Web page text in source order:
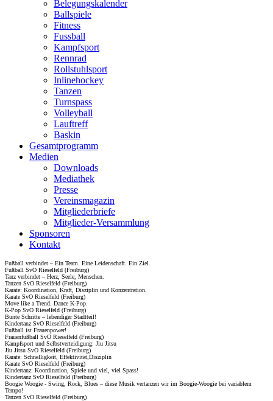
Belegungskalender
Ballspiele
Fitness
Fussball
Kampfsport
Rennrad
Rollstuhlsport
Inlinehockey
Tanzen
Turnspass
Volleyball
Lauftreff
Baskin
Gesamtprogramm
Medien
Downloads
Mediathek
Presse
Vereinsmagazin
Mitgliederbriefe
Mitglieder-Versammlung
Sponsoren
Kontakt
Fußball verbindet – Ein Team. Eine Leidenschaft. Ein Ziel.
Fußball SvO Rieselfeld (Freiburg)
Tanz verbindet – Herz, Seele, Menschen.
Tanzen SvO Rieselfeld (Freiburg)
Karate: Koordination, Kraft, Disziplin und Konzentration.
Karate SvO Rieselfeld (Freiburg)
Move like a Trend. Dance K-Pop.
K-Pop SvO Rieselfeld (Freiburg)
Bunte Schritte – lebendiger Stadtteil!
Kindertanz SvO Rieselfeld (Freiburg)
Fußball ist Frauenpower!
Frauenfußball SvO Rieselfeld (Freiburg)
Kampfsport und Selbstverteidigung: Jiu Jitsu
Jiu Jitsu SvO Rieselfeld (Freiburg)
Karate: Schnelligkeit, Effektivität,Disziplin
Karate SvO Rieselfeld (Freiburg)
Kindertanz: Koordination, Spiele und viel, viel Spass!
Kindertanz SvO Rieselfeld (Freiburg)
Boogie Woogie - Swing, Rock, Blues – diese Musik vertanzen wir im Boogie-Woogie bei variablem
Tempo!
Tanzen SvO Rieselfeld (Freiburg)